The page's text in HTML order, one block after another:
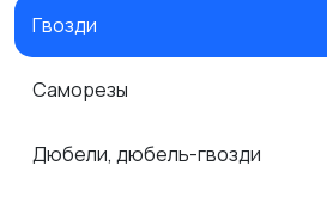
Гвозди
Саморезы
Дюбели, дюбель-гвозди